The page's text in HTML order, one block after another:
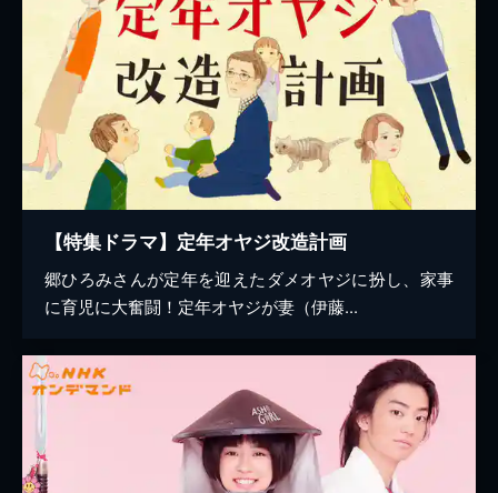
【特集ドラマ】定年オヤジ改造計画
郷ひろみさんが定年を迎えたダメオヤジに扮し、家事
に育児に大奮闘！定年オヤジが妻（伊藤...